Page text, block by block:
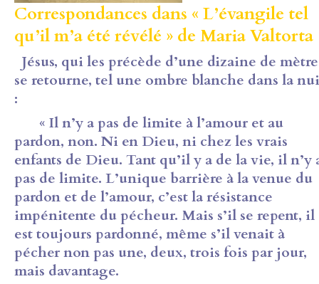
Correspondances dans « L’évangile tel
qu’il m’a été révélé » de Maria Valtorta
Jésus, qui les précède d’une dizaine de
se retourne, tel une ombre blanche dans la
:
« Il n’y a pas de limite à l’amour et au
pardon, non. Ni en Dieu, ni chez les vrais
enfants de Dieu. Tant qu’il y a de la vie, il n’y
pas de limite. L’unique barrière à la venue du
pardon et de l’amour, c’est la résistance
impénitente du pécheur. Mais s’il se repent, il
est toujours pardonné, même s’il venait à
pécher non pas une, deux, trois fois par jour,
mais davantage.